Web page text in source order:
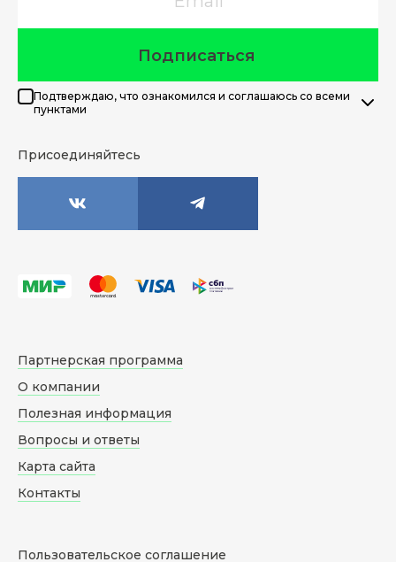
Подписаться
Подтверждаю, что ознакомился и соглашаюсь со всеми
пунктами
Присоединяйтесь
Партнерская программа
О компании
Полезная информация
Вопросы и ответы
Карта сайта
Контакты
Пользовательское соглашение